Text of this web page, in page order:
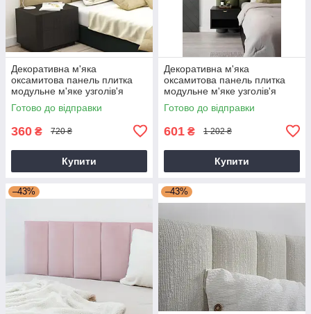
Декоративна м'яка
оксамитова панель плитка
модульне м'яке узголів'я
ліжка 20 * 50 * 4 см Чорний
Готово до відправки
360 ₴ 720 ₴
Купити
Декоративна м'яка
оксамитова панель плитка
модульне м'яке узголів'я
ліжка 20 * 100 * 4 см Чорний
Готово до відправки
601 ₴ 1 202 ₴
Купити
–43% –43%